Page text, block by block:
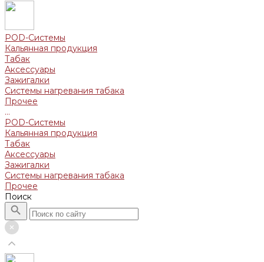
POD-Системы
Кальянная продукция
Табак
Аксессуары
Зажигалки
Системы нагревания табака
Прочее
...
POD-Системы
Кальянная продукция
Табак
Аксессуары
Зажигалки
Системы нагревания табака
Прочее
Поиск